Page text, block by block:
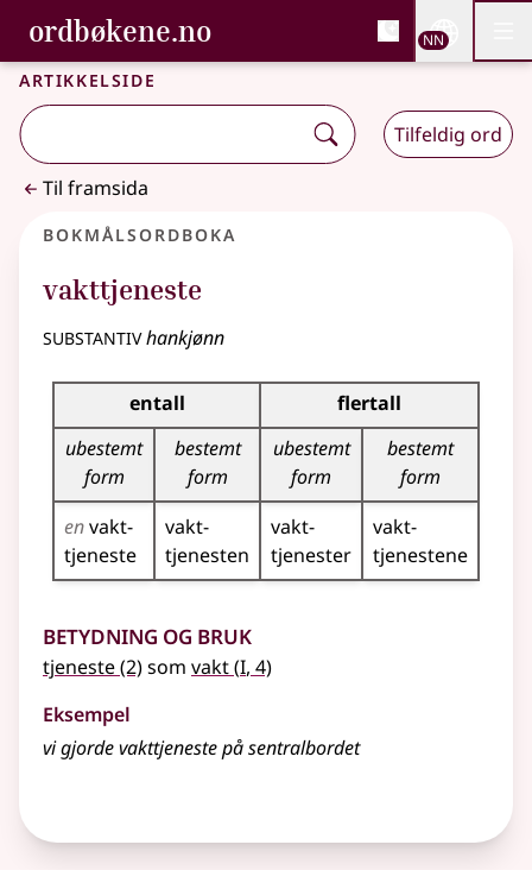
Gå til hovudinnhald
Tilgjenge
ordbøkene.no, Bokmålsordboka og
Bokmålsordboka og Nynorskordboka
NN
Artikkelside
Tilfeldig ord
Til framsida
Bokmålsordboka
vakttjeneste
substantivhankjønn
Bøyingstabell for dette substantivet
entall
flertall
ubestemt
form
bestemt
form
ubestemt
form
bestemt
form
envakt­
tjeneste
vakt­
tjenesten
vakt­
tjenester
vakt­
tjenestene
Betydning og bruk
tjeneste(2)som vakt(1
I, 4)
Eksempel
vi gjordevakttjenestepå sentralbordet